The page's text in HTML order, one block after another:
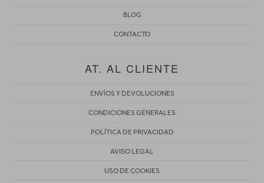
BLOG
CONTACTO
AT. AL CLIENTE
ENVÍOS Y DEVOLUCIONES
CONDICIONES GENERALES
POLÍTICA DE PRIVACIDAD
AVISO LEGAL
USO DE COOKIES